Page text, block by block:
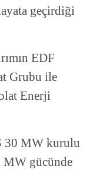
geçirdiği
EDF
Grubu ile
Enerji
30 MW kurulu
MW gücünde